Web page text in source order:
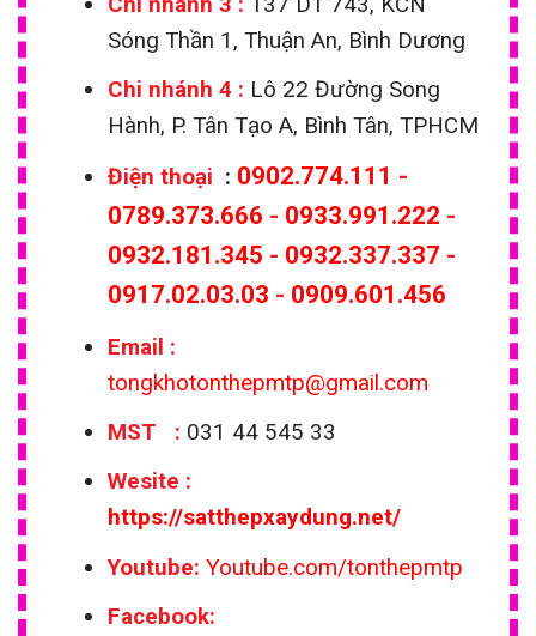
Sóng Thần 1, Thuận An, Bình Dương
Chi nhánh 4 : Lô 22 Đường Song
Hành, P. Tân Tạo A, Bình Tân, TPHCM
Điện thoại : 0902.774.111 -
0789.373.666 - 0933.991.222 -
0932.181.345 - 0932.337.337 -
0917.02.03.03 - 0909.601.456
Email :
tongkhotonthepmtp@gmail.com
MST : 031 44 545 33
Wesite :
https://satthepxaydung.net/
Youtube: Youtube.com/tonthepmtp
Facebook: